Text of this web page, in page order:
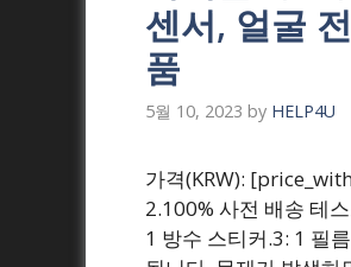
센서, 얼굴
품
5월 10, 2023 by HELP4U
가격(KRW):
2.100% 사전 배송 테
1 방수 스티커.3: 1 필